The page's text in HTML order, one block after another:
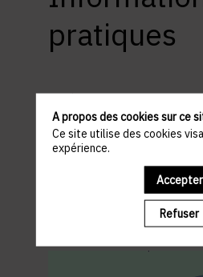
pratiques
Lieu : Légère Hotel
Parc d'activité Syrdall, 11 Rue
5365 Münsbach Schuttrange
Parking à proximité : dans la rue
12:00 MEET & GREET
14:00 FIN DE L’EVENEMENT
A propos des cookies sur ce
Ce site utilise des cookies
expérience.
Accepter
Refuser